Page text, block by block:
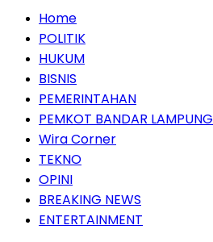
Home
POLITIK
HUKUM
BISNIS
PEMERINTAHAN
PEMKOT BANDAR LAMPUNG
Wira Corner
TEKNO
OPINI
BREAKING NEWS
ENTERTAINMENT